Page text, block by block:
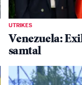
UTRIKES
Venezuela:
samtal